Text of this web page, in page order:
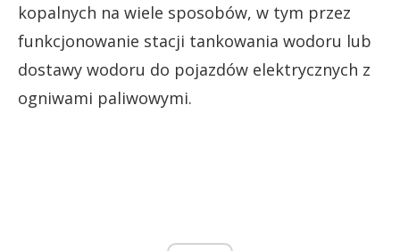
kopalnych na wiele sposobów, w tym przez
funkcjonowanie stacji tankowania wodoru lub
dostawy wodoru do pojazdów elektrycznych z
ogniwami paliwowymi.